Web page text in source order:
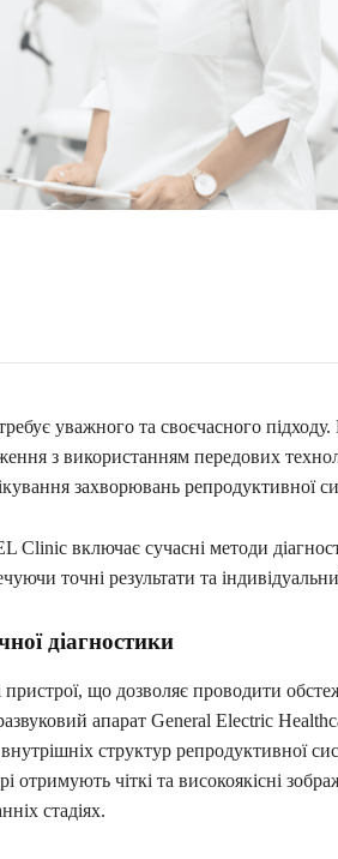
уважного та своєчасного
з використанням передових
захворювань репродуктивної
Clinic включає сучасні методи
точні результати та
діагностики
що дозволяє проводити
апарат General Electric
структур репродуктивної
отримують чіткі та високоякісні
стадіях.